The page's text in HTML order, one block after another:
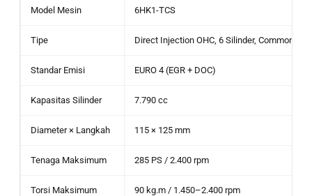
Model Mesin 6HK1-TCS
Tipe Direct Injection OHC, 6 Silinder, Common
Standar Emisi EURO 4 (EGR + DOC)
Kapasitas Silinder 7.790 cc
Diameter × Langkah 115 × 125 mm
Tenaga Maksimum 285 PS / 2.400 rpm
Torsi Maksimum 90 kg.m / 1.450–2.400 rpm